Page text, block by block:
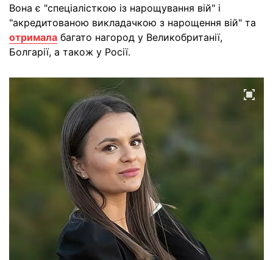
Вона є "спеціалісткою із нарощування вій" і
"акредитованою викладачкою з нарощення вій" та
отримала багато нагород у Великобританії,
Болгарії, а також у Росії.